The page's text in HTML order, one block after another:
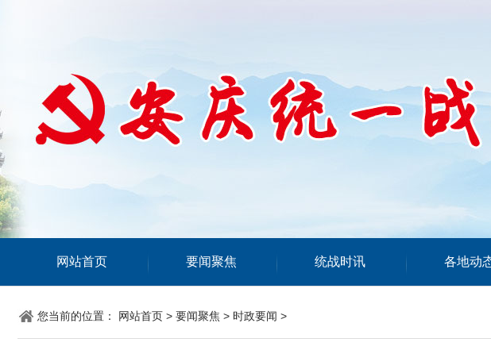
网站首页 要闻聚焦 统战时讯 各地动
您当前的位置： 网站首页 > 要闻聚焦 > 时政要闻 >